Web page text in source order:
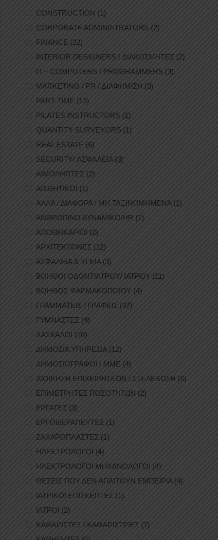
CONSTRUCTION (1)
CORPORATE ADMINISTRATORS (2)
FINANCE (22)
INTERIOR DESIGNERS / ΔΙΑΚΟΣΜΗΤΕΣ (2)
IT – COMPUTERS / PROGRAMMERS (3)
MARKETING / PR / ΔΙΑΦΗΜΙΣΗ (3)
PART-TIME (13)
PILATES INSTRUCTORS (1)
QUANTITY SURVEYORS (1)
REAL ESTATE (6)
SECURITY/ ΑΣΦΑΛΕΙΑ (3)
ΑΙΜΟΛΗΠΤΕΣ (2)
ΑΙΣΘΗΤΙΚΟΙ (1)
ΑΛΛΑ / ΔΙΑΦΟΡΑ / ΜΗ ΤΑΞΙΝΟΜΗΜΕΝΑ (1)
ΑΝΘΡΩΠΙΝΟ ΔΥΝΑΜΙΚΟ/HR (1)
ΑΠΟΘΗΚΑΡΙΟΙ (2)
ΑΡΧΙΤΕΚΤΟΝΕΣ (12)
ΑΣΦΑΛΕΙΑ & ΥΓΕΙΑ(3)
ΒΟΗΘΟΙ ΟΔΟΝΤΙΑΤΡΟΥ/ ΙΑΤΡΟΥ (11)
ΒΟΗΘΟΣ ΦΑΡΜΑΚΟΠΟΙΟΥ (4)
ΓΡΑΜΜΑΤΕΙΣ / ΓΡΑΦΕΙΣ (37)
ΓΥΜΝΑΣΤΕΣ (4)
ΔΑΣΚΑΛΟΙ (10)
ΔΗΜΟΣΙΑ ΥΠΗΡΕΣΙΑ (12)
ΔΗΜΟΣΙΟΓΡΑΦΟΙ / ΜΜΕ (4)
ΔΙΟΙΚΗΣΗ ΕΠΙΧΕΙΡΗΣΕΩΝ / ΣΤΕΛΕΧΩΣΗ (6)
ΕΠΙΜΕΤΡΗΤΕΣ ΠΟΣΟΤΗΤΩΝ (2)
ΕΡΓΑΤΕΣ (3)
ΕΡΓΟΘΕΡΑΠΕΥΤΕΣ (1)
ΖΑΧΑΡΟΠΛΑΣΤΕΣ (1)
ΗΛΕΚΤΡΟΛΟΓΟΙ (4)
ΗΛΕΚΤΡΟΛΟΓΟΙ ΜΗΧΑΝΟΛΟΓΟΙ (4)
ΘΕΣΕΙΣ ΠΟΥ ΔΕΝ ΑΠΑΙΤΟΥΝ ΕΜΠΕΙΡΙΑ(4)
ΙΑΤΡΙΚΟΙ ΕΠΙΣΚΕΠΤΕΣ (1)
ΙΑΤΡΟΙ (2)
ΚΑΘΑΡΙΣΤΕΣ / ΚΑΘΑΡΙΣΤΡΙΕΣ (7)